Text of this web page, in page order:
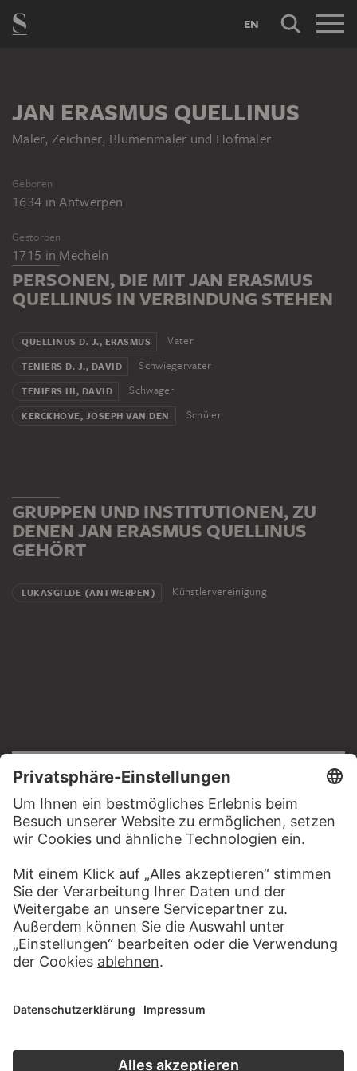
EN
JAN ERASMUS QUELLINUS
Maler, Zeichner, Blumenmaler und Hofmaler
Geboren
1634 inAntwerpen
Gestorben
1715 in Mecheln
PERSONEN, DIE MIT JAN ERASMUS
QUELLINUS IN VERBINDUNG STEHEN
QUELLINUS D. J., ERASMUS Vater
TENIERS D. J., DAVID Schwiegervater
TENIERS III, DAVID Schwager
KERCKHOVE, JOSEPH VAN DEN Schüler
GRUPPEN UND INSTITUTIONEN, ZU
DENEN JAN ERASMUS QUELLINUS
GEHÖRT
LUKASGILDE (ANTWERPEN) Künstlervereinigung
Impressum
Datenschutz
Copyright © 2026 Städel Museum
All rights reserved.
DIGITALE SAMMLUNG
Startseite
Werke
Künstler
Alben
SOCIAL MEDIA